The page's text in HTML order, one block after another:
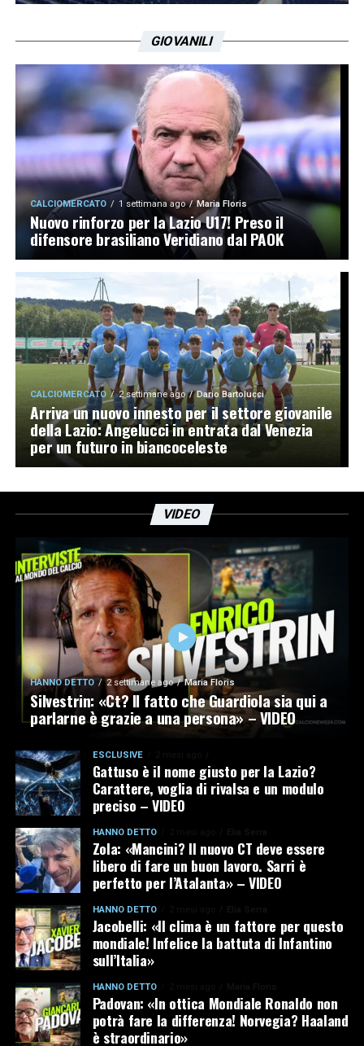
GIOVANILI
CALCIOMERCATO 1 settimana ago Maria Floris
Nuovo rinforzo per la Lazio U17! Preso il
difensore brasiliano Veridiano dal PAOK
CALCIOMERCATO 2 settimane ago Dario Bartolucci
Arriva un nuovo innesto per il settore giovanile
della Lazio: Angelucci in entrata dal Venezia
per un futuro in biancoceleste
VIDEO
HANNO DETTO 2 settimane ago Maria Floris
Silvestrin: «Ct? Il fatto che Guardiola sia qui a
parlarne è grazie a una persona» – VIDEO
ESCLUSIVE
Gattuso è il nome giusto per la Lazio?
Carattere, voglia di rivalsa e un modulo
preciso – VIDEO
HANNO DETTO
Zola: «Mancini? Il nuovo CT deve essere
libero di fare un buon lavoro. Sarri è
perfetto per l’Atalanta» – VIDEO
HANNO DETTO
Jacobelli: «Il clima è un fattore per questo
mondiale! Infelice la battuta di Infantino
sull’Italia»
HANNO DETTO
Padovan: «In ottica Mondiale Ronaldo non
potrà fare la differenza! Norvegia? Haaland
è straordinario»